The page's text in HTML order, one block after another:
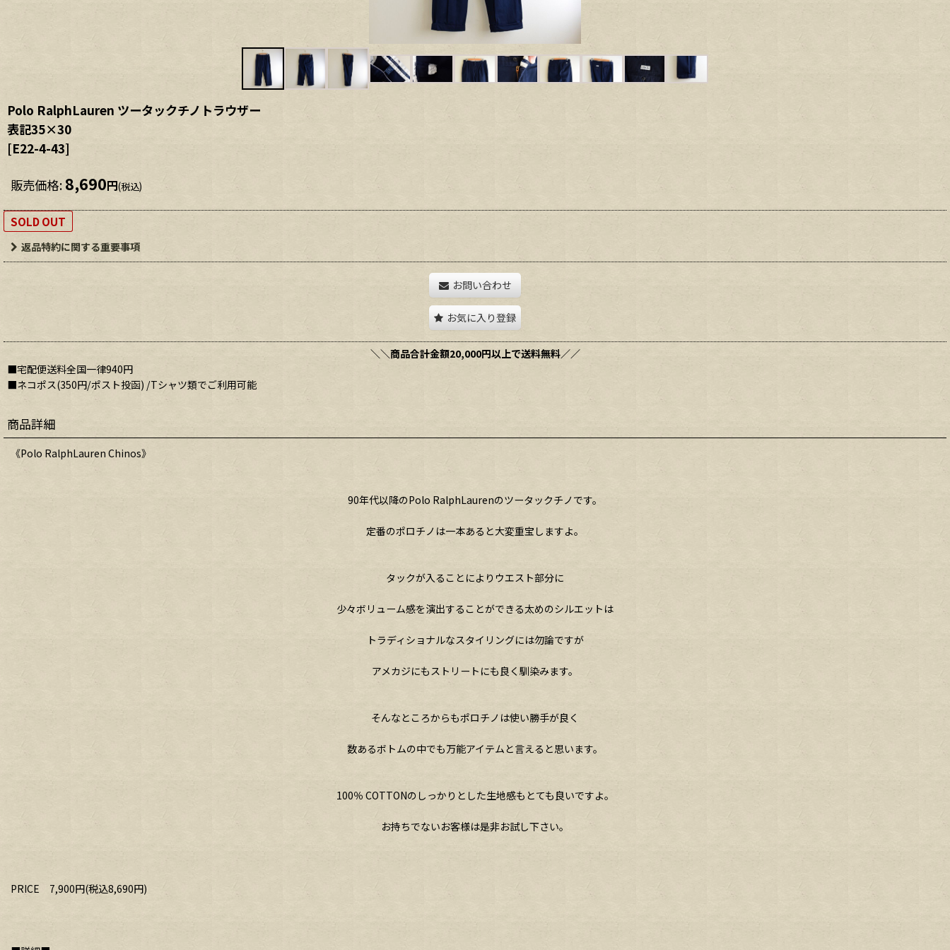
Polo RalphLauren ツータックチノトラウザー
表記35×30
[E22-4-43]
販売価格: 8,690円(税込)
SOLD OUT
返品特約に関する重要事項
お問い合わせ
お気に入り登録
＼＼商品合計金額20,000円以上で送料無料／／
■宅配便送料全国一律940円
■ネコポス(350円/ポスト投函) /Tシャツ類でご利用可能
商品詳細
《Polo RalphLauren Chinos》
90年代以降のPolo RalphLaurenのツータックチノです。
定番のポロチノは一本あると大変重宝しますよ。
タックが入ることによりウエスト部分に
少々ボリューム感を演出することができる太めのシルエットは
トラディショナルなスタイリングには勿論ですが
アメカジにもストリートにも良く馴染みます。
そんなところからもポロチノは使い勝手が良く
数あるボトムの中でも万能アイテムと言えると思います。
100％ COTTONのしっかりとした生地感もとても良いですよ。
お持ちでないお客様は是非お試し下さい。
PRICE 7,900円(税込8,690円)